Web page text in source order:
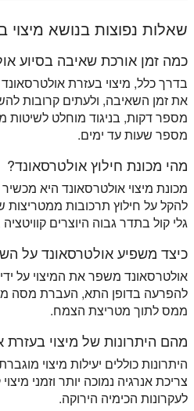
שאלות נפוצות בנושא מיצוי
כמה זמן אורכת שאיבה בסיוע
בדרך כלל, מיצוי בעזרת
את זמן השאיבה, ולעתים קרובות
מספר דקות, בניגוד מוחלט לשיטות
מספר שעות עד ימים.
מהי מכונת חילוץ אולטרסאונד?
מכונת מיצוי אולטרסאונד היא
להקל על חילוץ תרכובות ממטריצות
גלי קול בתדר גבוה היוצרים
כיצד משפיע אולטרסאונד על
אולטרסאונד משפר את המיצוי על
להפרעה בדופן התא, העברת מסה
ממס לתוך מטריצת הצמח.
מהם היתרונות של מיצוי בעזרת
היתרונות כוללים יעילות מיצוי
צריכת אנרגיה נמוכה יותר וזמני
לעקרונות הכימיה הירוקה.